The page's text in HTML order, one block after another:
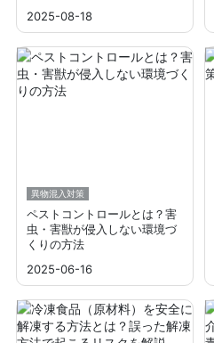
2025-08-18
異物混入対策
ペストコントロールとは？害
虫・害獣が侵入しない環境づ
くりの方法
2025-06-16